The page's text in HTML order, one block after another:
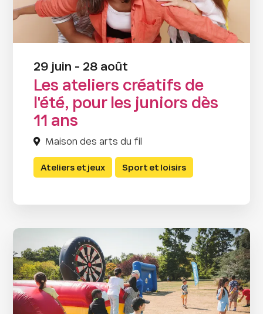
29 juin - 28 août
Les ateliers créatifs de
l'été, pour les juniors dès
11 ans
Maison des arts du fil
Ateliers et jeux Sport et loisirs